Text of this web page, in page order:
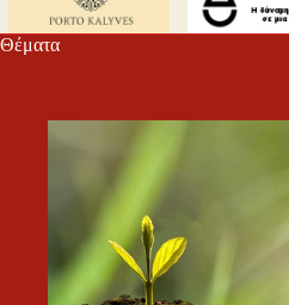
Θέματα